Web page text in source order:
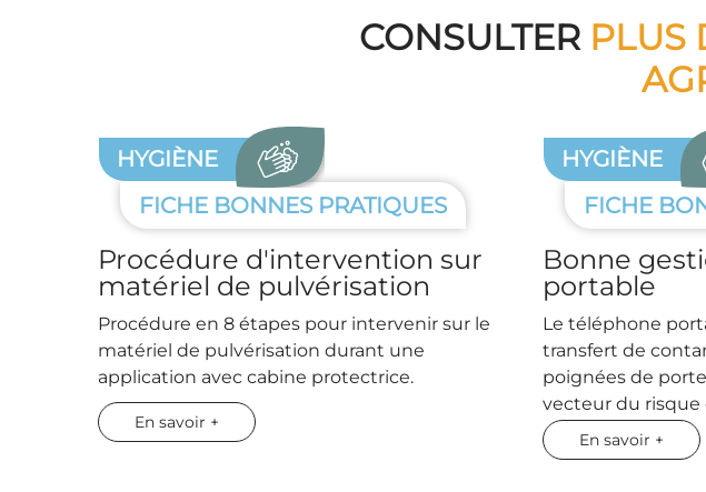
CONSULTER PLUS
HYGIÈNE
FICHE BONNES PRATIQUES
Procédure d'intervention sur
matériel de pulvérisation
Procédure en 8 étapes pour intervenir sur le
matériel de pulvérisation durant une
application avec cabine protectrice.
En savoir +
HYGIÈNE
FICHE
Bonne
portable
Le téléphone
transfert de
poignées de
vecteur du
En savoir +